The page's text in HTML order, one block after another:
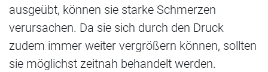
ausgeübt, können sie starke Schmerzen
verursachen. Da sie sich durch den Druck
zudem immer weiter vergrößern können, sollten
sie möglichst zeitnah behandelt werden.